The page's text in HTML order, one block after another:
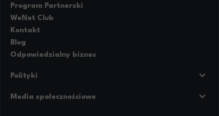
Program Partnerski
WeNet Club
Kontakt
Blog
Odpowiedzialny biznes
Polityki
Regulamin strony
Media społecznościowe